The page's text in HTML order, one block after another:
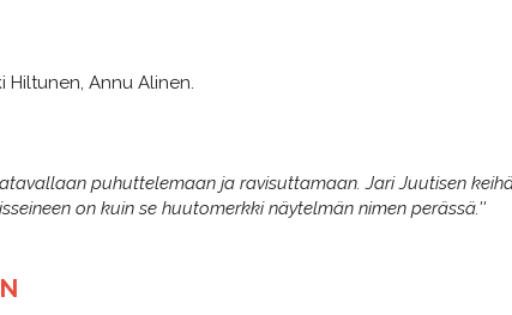
Hiltunen, Annu Alinen.
puhuttelemaan ja ravisuttamaan. Jari Juutisen
on kuin se huutomerkki näytelmän nimen perässä.''